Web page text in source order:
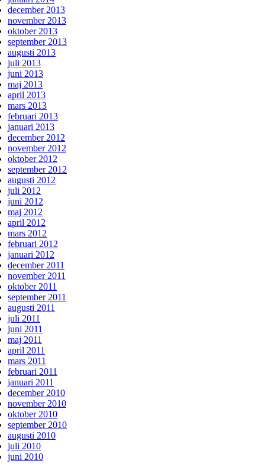
december 2013
november 2013
oktober 2013
september 2013
augusti 2013
juli 2013
juni 2013
maj 2013
april 2013
mars 2013
februari 2013
januari 2013
december 2012
november 2012
oktober 2012
september 2012
augusti 2012
juli 2012
juni 2012
maj 2012
april 2012
mars 2012
februari 2012
januari 2012
december 2011
november 2011
oktober 2011
september 2011
augusti 2011
juli 2011
juni 2011
maj 2011
april 2011
mars 2011
februari 2011
januari 2011
december 2010
november 2010
oktober 2010
september 2010
augusti 2010
juli 2010
juni 2010